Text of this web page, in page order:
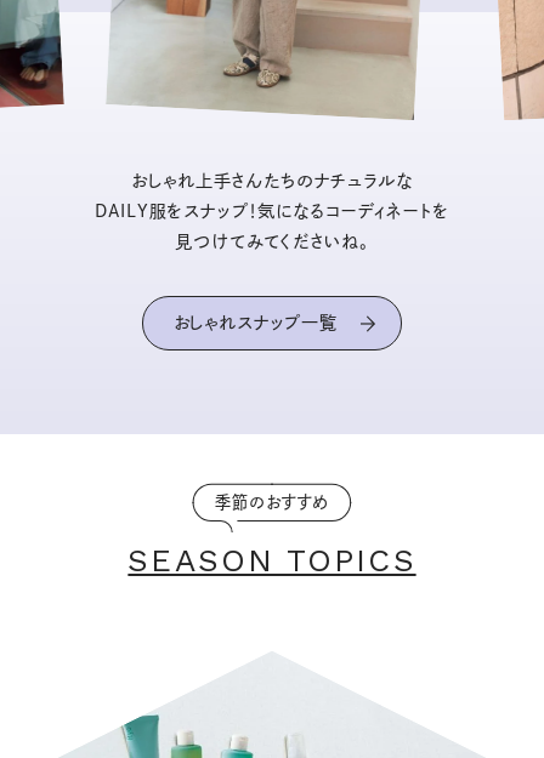
おしゃれ上手さんたちのナチュラルな
DAILY服をスナップ！気になるコーディネートを
見つけてみてくださいね。
おしゃれスナップ一覧
季節のおすすめ
SEASON TOPICS